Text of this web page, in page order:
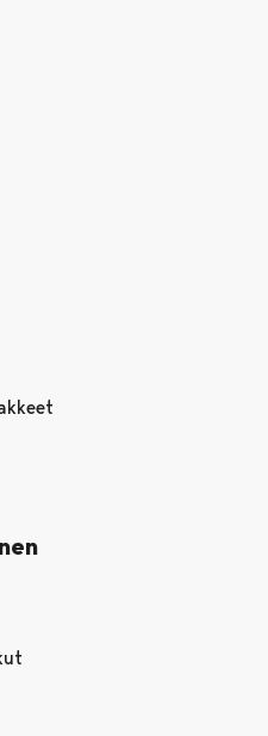
välilehdessä